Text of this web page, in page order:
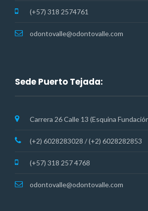
(+57) 318 2574761
odontovalle@odontovalle.com
Sede Puerto Tejada:
Carrera 26 Calle 13 (Esquina
(+2) 6028283028 / (+2) 6028282853
(+57) 318 257 4768
odontovalle@odontovalle.com